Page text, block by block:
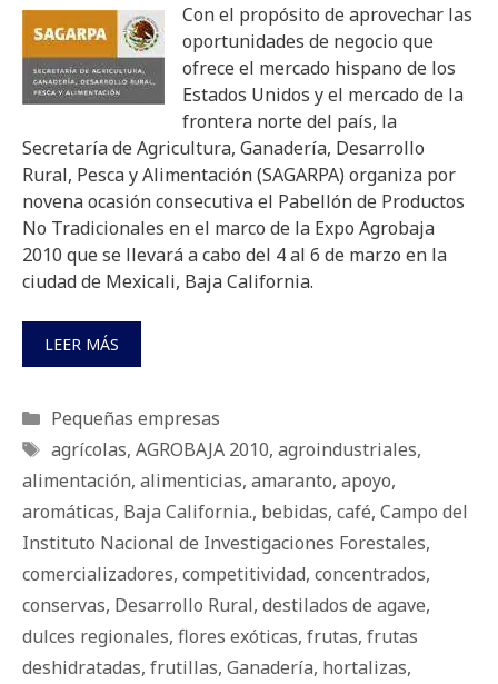
Con el propósito de aprovechar las
oportunidades de negocio que
ofrece el mercado hispano de los
Estados Unidos y el mercado de la
frontera norte del país, la
Secretaría de Agricultura, Ganadería, Desarrollo
Rural, Pesca y Alimentación (SAGARPA) organiza por
novena ocasión consecutiva el Pabellón de Productos
No Tradicionales en el marco de la Expo Agrobaja
2010 que se llevará a cabo del 4 al 6 de marzo en la
ciudad de Mexicali, Baja California.
LEER MÁS
Categorías
Pequeñas empresas
Etiquetas
agrícolas, AGROBAJA 2010, agroindustriales,
alimentación, alimenticias, amaranto, apoyo,
aromáticas, Baja California., bebidas, café, Campo del
Instituto Nacional de Investigaciones Forestales,
comercializadores, competitividad, concentrados,
conservas, Desarrollo Rural, destilados de agave,
dulces regionales, flores exóticas, frutas, frutas
deshidratadas, frutillas, Ganadería, hortalizas,